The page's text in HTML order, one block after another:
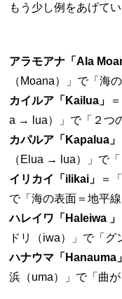
もう少し例をあげて
アラモアナ「Ala
（Moana）」で「海の
カイルア「Kailua」
a → lua）」で「２つ
カパルア「Kapalua」
（Elua → lua）」で「
イリカイ「ilikai」
＝
で「海の表面＝地平線
ハレイワ「Haleiwa 」
ドリ（iwa）」で「グ
ハナウマ「Hanauma」
浜（uma）」で「曲が